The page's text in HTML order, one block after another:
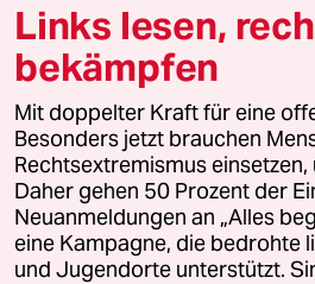
lesen, die nicht als
üblichen
wie ernst soll man das
wenn für einen
Gassenhauer wie
"electro-Life" erdichtet
Sätze vorher die
Sachkenntnis des
Von kleinlich zu peinlich
wäre es nicht
Links lesen,
bekämpfen
Mit doppelter Kraft für eine
Besonders jetzt brauchen
Rechtsextremismus
Daher gehen 50 Prozent der
Neuanmeldungen an „Alles
eine Kampagne, die bedrohte
und Jugendorte unterstützt.